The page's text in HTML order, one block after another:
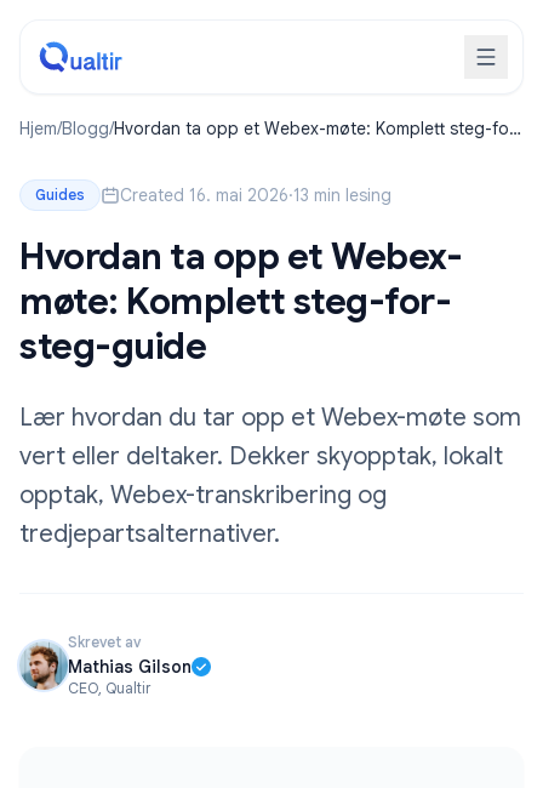
Hjem/Blogg/Hvordan ta opp et Webex-møte: Komplett steg-for-
Guides Created 16. mai 2026·13 min lesing
Hvordan ta opp et Webex-
møte: Komplett steg-for-
steg-guide
Lær hvordan du tar opp et Webex-møte som
vert eller deltaker. Dekker skyopptak, lokalt
opptak, Webex-transkribering og
tredjepartsalternativer.
Skrevet av
Mathias Gilson
CEO, Qualtir